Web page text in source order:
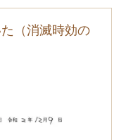
（消滅時効の